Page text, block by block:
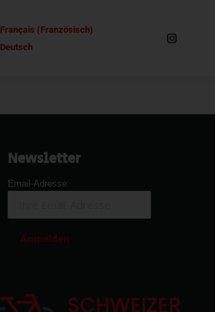
Français (Französisch)
Deutsch
Newsletter
Email-Adresse: